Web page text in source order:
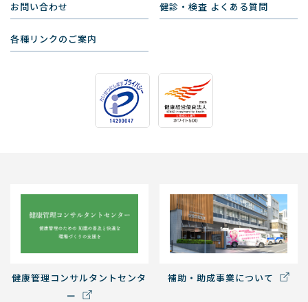
お問い合わせ 健診・検査 よくある質問
各種リンクのご案内
健康管理コンサルタントセンタ
ー
補助・助成事業について